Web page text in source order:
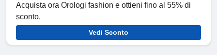
Acquista ora Orologi fashion e ottieni fino al 55% di
sconto.
Vedi Sconto